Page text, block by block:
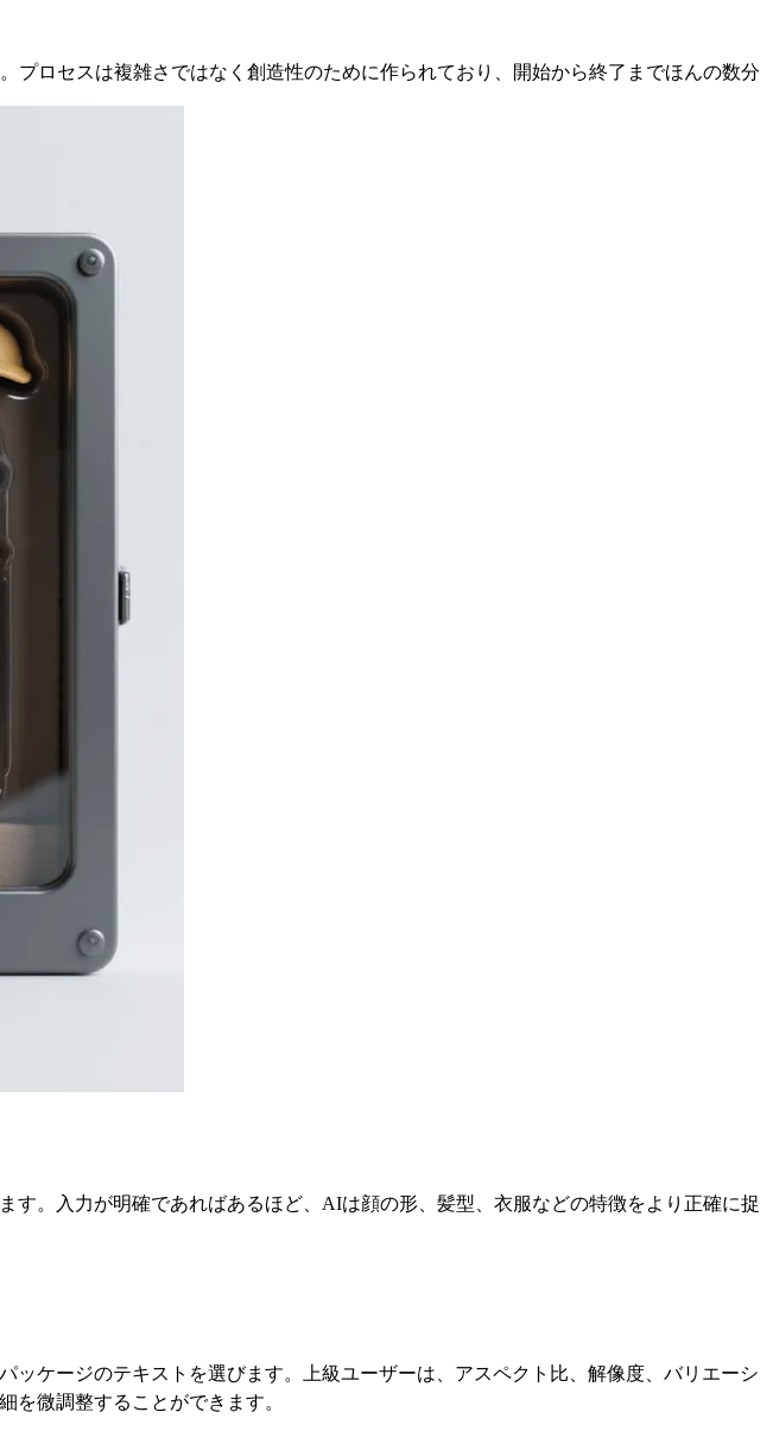
プロセスは複雑さではなく創造性のために作られており、開始から終了までほんの数分
す。入力が明確であればあるほど、AIは顔の形、髪型、衣服などの特徴をより正確に捉
ッケージのテキストを選びます。上級ユーザーは、アスペクト比、解像度、バリエーシ
を微調整することができます。